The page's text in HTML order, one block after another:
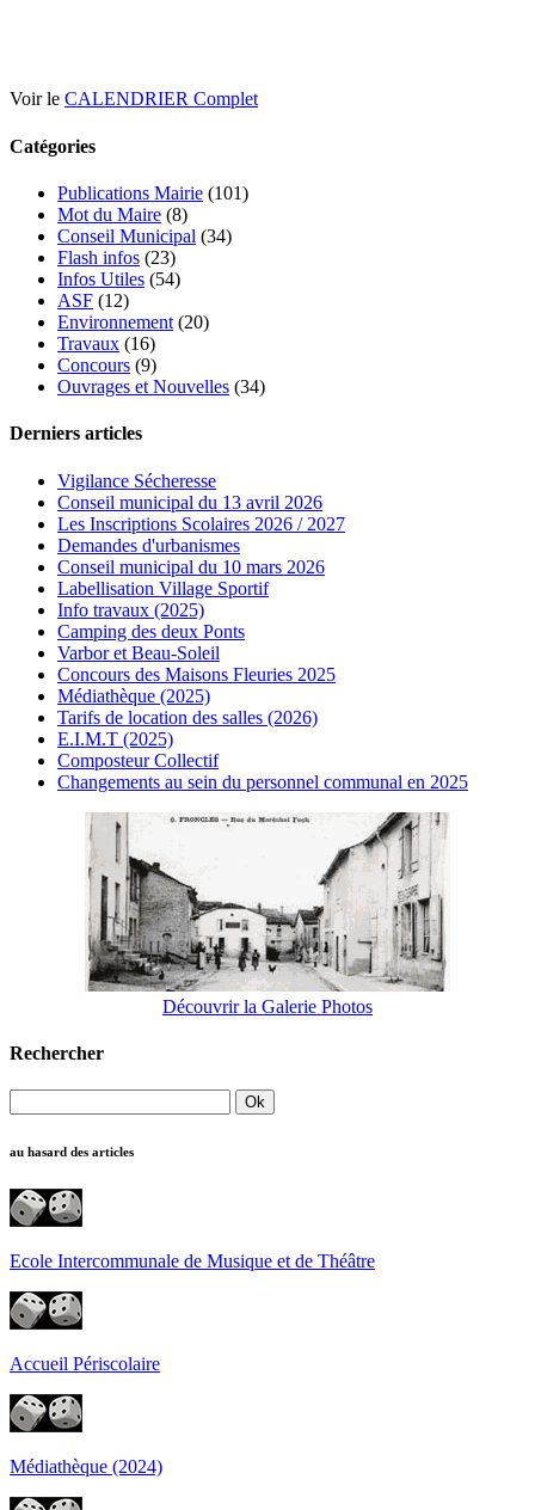
Voir le CALENDRIER Complet
Catégories
Publications Mairie (101)
Mot du Maire (8)
Conseil Municipal (34)
Flash infos (23)
Infos Utiles (54)
ASF (12)
Environnement (20)
Travaux (16)
Concours (9)
Ouvrages et Nouvelles (34)
Derniers articles
Vigilance Sécheresse
Conseil municipal du 13 avril 2026
Les Inscriptions Scolaires 2026 / 2027
Demandes d'urbanismes
Conseil municipal du 10 mars 2026
Labellisation Village Sportif
Info travaux (2025)
Camping des deux Ponts
Varbor et Beau-Soleil
Concours des Maisons Fleuries 2025
Médiathèque (2025)
Tarifs de location des salles (2026)
E.I.M.T (2025)
Composteur Collectif
Changements au sein du personnel communal en 2025
Découvrir la Galerie Photos
Rechercher
au hasard des articles
Ecole Intercommunale de Musique et de Théâtre
Accueil Périscolaire
Médiathèque (2024)